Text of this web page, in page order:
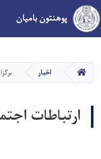
پوهنتون بامیان
صفحه اصلیاخبار
ارتباطات